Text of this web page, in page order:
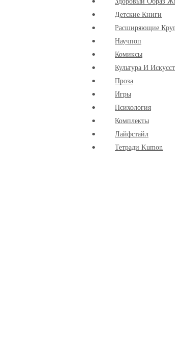
Детские Книги
Расширяющие
Научпоп
Комиксы
Культура И
Проза
Игры
Психология
Комплекты
Лайфстайл
Тетради Kumon